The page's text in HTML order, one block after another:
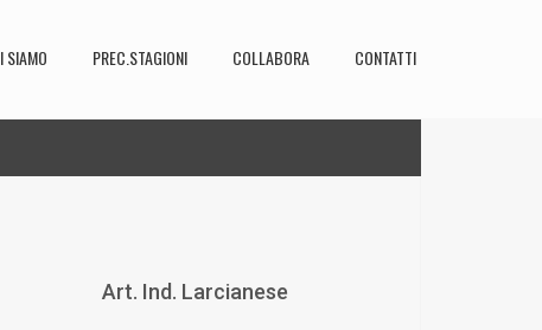
SIAMO PREC.STAGIONI COLLABORA CONTATTI
Art. Ind. Larcianese